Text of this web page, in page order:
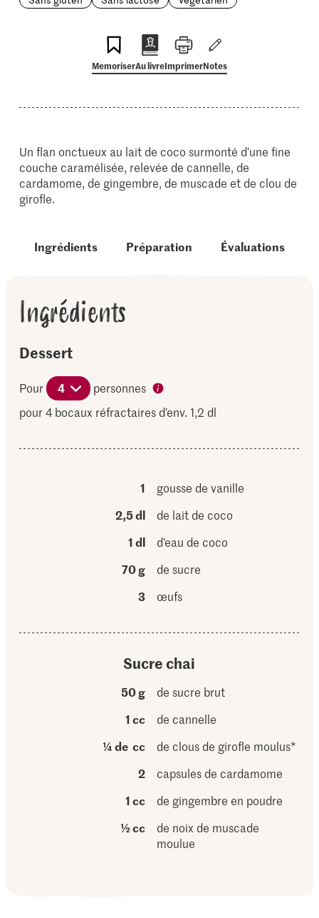
MemoriserAu livreImprimerNotes
Un flan onctueux au lait de coco surmonté d’une fine
couche caramélisée, relevée de cannelle, de
cardamome, de gingembre, de muscade et de clou de
girofle.
Ingrédients Préparation Évaluations
Ingrédients
Dessert
Pour 4
personnes
pour 4 bocaux réfractaires d’env. 1,2 dl
1
gousse de vanille
2,5 dl
de lait de coco
1 dl
d’eau de coco
70 g
de sucre
3
œufs
Sucre chai
50 g
de sucre brut
1 cc
de cannelle
¼ de cc
de clous de girofle moulus*
2
capsules de cardamome
1 cc
de gingembre en poudre
½ cc
de noix de muscade
moulue